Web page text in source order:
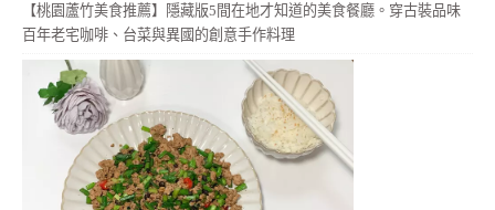
【桃園蘆竹美食推薦】隱藏版5間在地才知道的美食餐廳。穿古裝品味
百年老宅咖啡、台菜與異國的創意手作料理